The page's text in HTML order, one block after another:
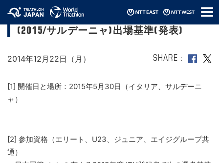
メ
ニ
ITU世界クロストライアスロン選手権
(2015/サルデーニャ)出場基準(発表)
2014年12月22日（月） SHARE
[1] 開催日と場所：2015年5月30日（イタリア、サルデーニ
ャ）
[2] 参加資格（エリート、U23、ジュニア、エイジグループ共
通）